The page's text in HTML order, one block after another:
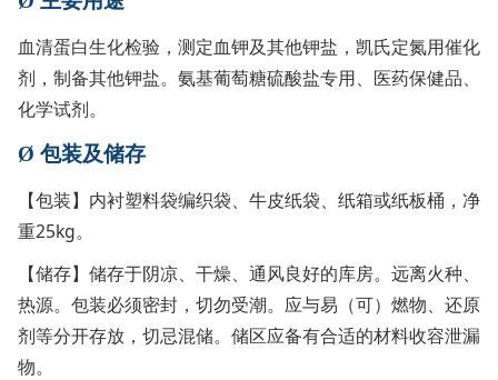
血清蛋白生化检验，测定血钾及其他钾盐，凯氏定氮用催化
剂，制备其他钾盐。氨基葡萄糖硫酸盐专用、医药保健品、
化学试剂。
Ø 包装及储存
【包装】内衬塑料袋编织袋、牛皮纸袋、纸箱或纸板桶，净
重25kg。
【储存】储存于阴凉、干燥、通风良好的库房。远离火种、
热源。包装必须密封，切勿受潮。应与易（可）燃物、还原
剂等分开存放，切忌混储。储区应备有合适的材料收容泄漏
物。